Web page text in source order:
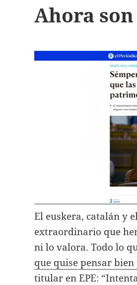
Ahora
El euskera, catalán y
extraordinario que
ni lo valora. Todo lo
que quise pensar
titular en EPE: